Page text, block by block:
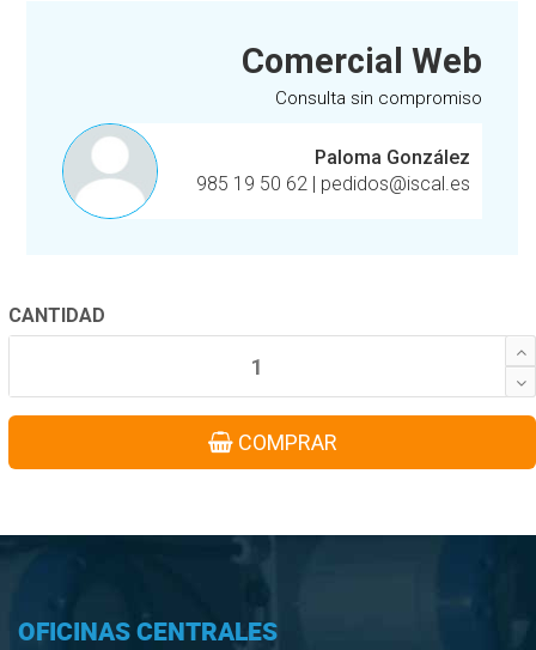
Comercial Web
Consulta sin compromiso
Paloma González
985 19 50 62
pedidos@iscal.es
CANTIDAD
COMPRAR
OFICINAS CENTRALES